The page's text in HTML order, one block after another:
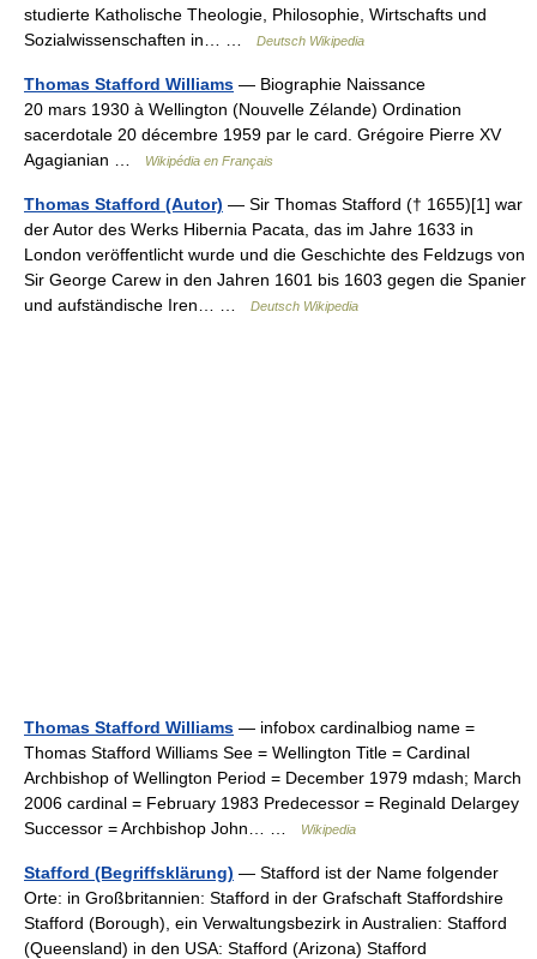
studierte Katholische Theologie, Philosophie, Wirtschafts und
Sozialwissenschaften in… …
Deutsch Wikipedia
Thomas Stafford Williams — Biographie Naissance
20 mars 1930 à Wellington (Nouvelle Zélande) Ordination
sacerdotale 20 décembre 1959 par le card. Grégoire Pierre XV
Agagianian …
Wikipédia en Français
Thomas Stafford (Autor) — Sir Thomas Stafford († 1655)[1] war
der Autor des Werks Hibernia Pacata, das im Jahre 1633 in
London veröffentlicht wurde und die Geschichte des Feldzugs von
Sir George Carew in den Jahren 1601 bis 1603 gegen die Spanier
und aufständische Iren… …
Deutsch Wikipedia
Thomas Stafford Williams — infobox cardinalbiog name =
Thomas Stafford Williams See = Wellington Title = Cardinal
Archbishop of Wellington Period = December 1979 mdash; March
2006 cardinal = February 1983 Predecessor = Reginald Delargey
Successor = Archbishop John… …
Wikipedia
Stafford (Begriffsklärung) — Stafford ist der Name folgender
Orte: in Großbritannien: Stafford in der Grafschaft Staffordshire
Stafford (Borough), ein Verwaltungsbezirk in Australien: Stafford
(Queensland) in den USA: Stafford (Arizona) Stafford